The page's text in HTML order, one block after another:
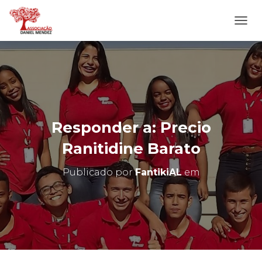
L
T
E
R
N
A
N
A
E
G
O
Responder a: Precio
Ranitidine Barato
Publicado porFantikiALem